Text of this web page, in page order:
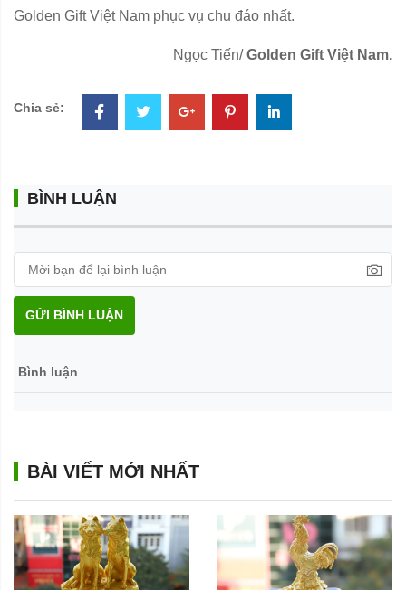
Golden Gift Việt Nam phục vụ chu đáo nhất.
Ngọc Tiến/Golden Gift Việt Nam.
Chia sẻ:
BÌNH LUẬN
GỬI BÌNH LUẬN
Bình luận
BÀI VIẾT MỚI NHẤT